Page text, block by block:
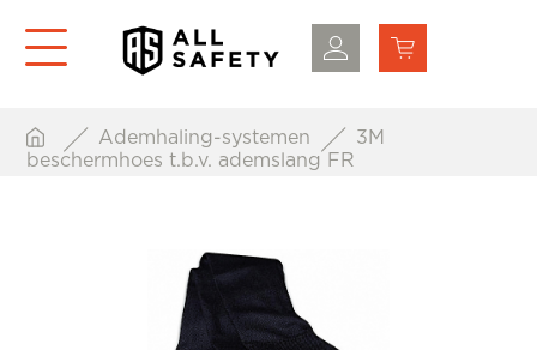
Ademhaling-systemen
3M
beschermhoes t.b.v. ademslang FR